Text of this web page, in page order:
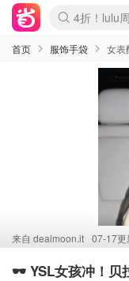
Boticinal 夏
4折！lulu
速领！
Zalando 奥
首页 服饰手袋 女表
来自 dealmoon.it 07-17更
🕶️ YSL女孩冲！贝